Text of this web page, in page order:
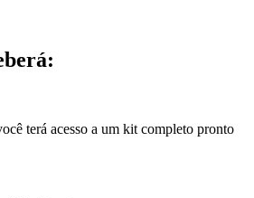
terá acesso a um kit completo pronto